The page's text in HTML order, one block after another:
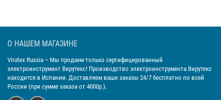
О НАШЕМ МАГАЗИНЕ
Virutex Russia – Мы продаем только сертифицированный
электроинструмент Вирутекс! Производство электроинструмента Вирутекс
находится в Испании. Доставляем ваши заказы 24/7 бесплатно по всей
России (при сумме заказа от 4000р.).